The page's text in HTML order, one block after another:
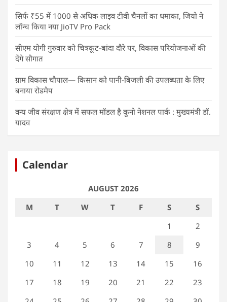
सिर्फ ₹55 में 1000 से अधिक लाइव टीवी चैनलों का धमाका, जियो ने
लॉन्च किया नया JioTV Pro Pack
सीएम योगी गुरुवार को चित्रकूट-बांदा दौरे पर, विकास परियोजनाओं की
देंगे सौगात
ग्राम विकास चौपाल— किसान को पानी-बिजली की उपलब्धता के लिए
बनाया रोडमैप
वन्य जीव संरक्षण क्षेत्र में सफल मॉडल है कूनो नेशनल पार्क : मुख्यमंत्री डॉ.
यादव
Calendar
AUGUST 2026
M
T W T F S
S
1
2
3
4 5 6 7 8
9
10
11 12 13 14 15
16
17
18 19 20 21 22
23